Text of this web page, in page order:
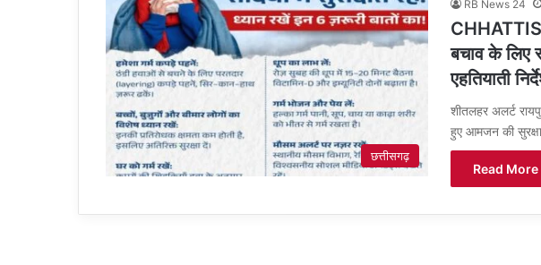
छत्तीसगढ़
RB News 24
बचाव के लिए
एहतियाती
शीतलहर अलर्ट
हुए आमजन की
Read More